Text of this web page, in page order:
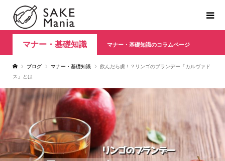
マナー・基礎知識 マナー・基礎知識のコラムページ
ブログ マナー・基礎知識
飲んだら虜！？リンゴのブランデー「カルヴァド
ス」とは